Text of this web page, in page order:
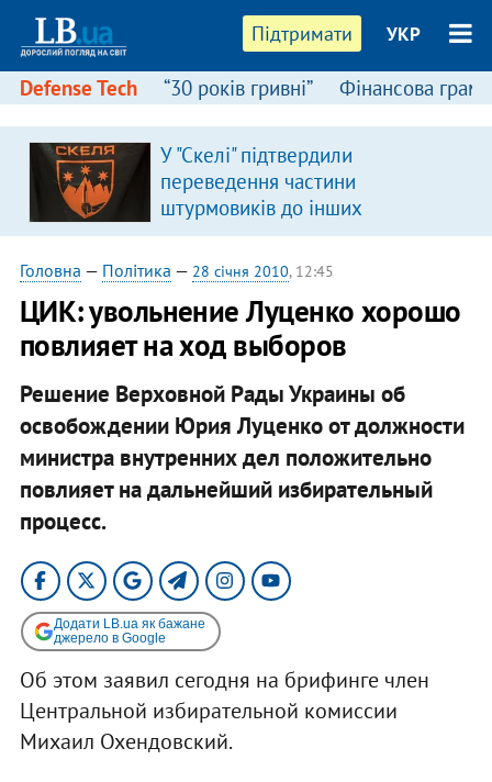
Підтримати УКР
Defense Tech “30 років гривні” Фінансова
У "Скелі" підтвердили
переведення частини
штурмовиків до інших
підрозділів
Головна — Політика — 28 січня 2010, 12:45
ЦИК: увольнение Луценко хорошо
повлияет на ход выборов
Решение Верховной Рады Украины об
освобождении Юрия Луценко от должности
министра внутренних дел положительно
повлияет на дальнейший избирательный
процесс.
Додати LB.ua як бажане
джерело в Google
Об этом заявил сегодня на брифинге член
Центральной избирательной комиссии
Михаил Охендовский.